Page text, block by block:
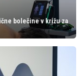
bolečine v križu za